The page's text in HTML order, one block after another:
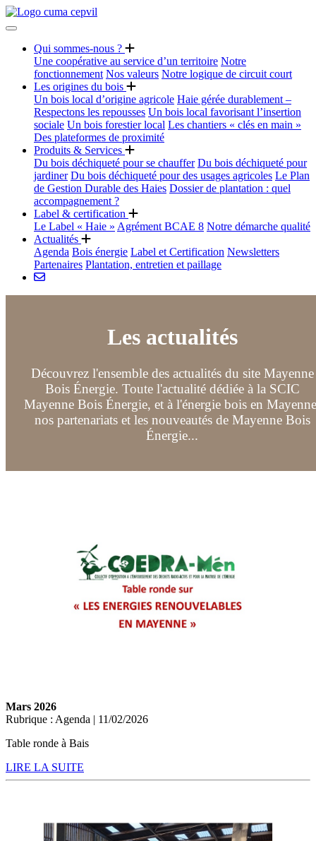
Qui sommes-nous ?
Une coopérative au service d’un territoire Notre
fonctionnement Nos valeurs Notre logique de circuit court
Les origines du bois
Un bois local d’origine agricole Haie gérée durablement –
Respectons les repousses Un bois local favorisant l’insertion
sociale Un bois forestier local Les chantiers « clés en main »
Des plateformes de proximité
Produits & Services
Du bois déchiqueté pour se chauffer Du bois déchiqueté pour
jardiner Du bois déchiqueté pour des usages agricoles Le Plan
de Gestion Durable des Haies Dossier de plantation : quel
accompagnement ?
Label & certification
Le Label « Haie » Agrément BCAE 8 Notre démarche qualité
Actualités
Agenda Bois énergie Label et Certification Newsletters
Partenaires Plantation, entretien et paillage
Les actualités
Découvrez l'ensemble des actualités du site Mayenne
Bois Énergie. Toute l'actualité dédiée à la SCIC
Mayenne Bois Énergie, et à l'énergie bois en
nos partenariats et les nouveautés de Mayenne Bois
Énergie...
Mars 2026
Rubrique : Agenda | 11/02/2026
Table ronde à Bais
LIRE LA SUITE